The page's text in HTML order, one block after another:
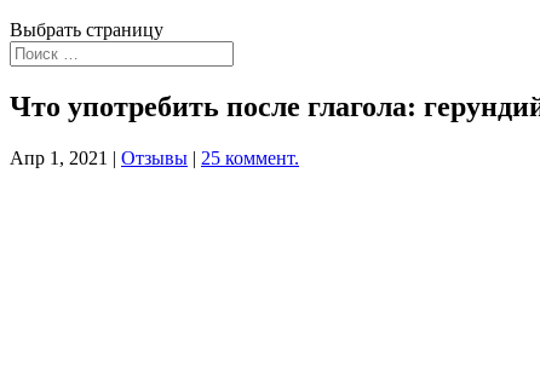
Выбрать страницу
Что употребить после глагола:
Апр 1, 2021 | Отзывы | 25 коммент.